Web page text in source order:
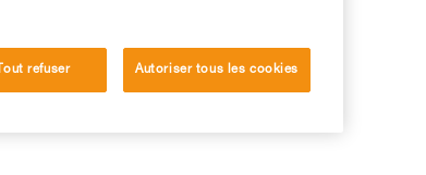
un B au sixième
propres à chaque
Tout refuser Autoriser tous les cookies